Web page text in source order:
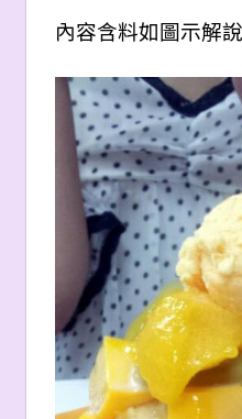
內容含料如圖示解